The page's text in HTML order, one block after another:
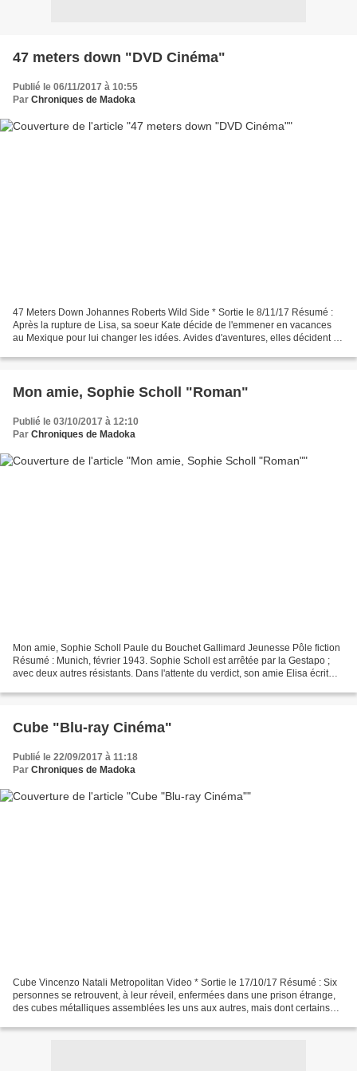
47 meters down "DVD Cinéma"
Publié le 06/11/2017 à 10:55
Par Chroniques de Madoka
47 Meters Down Johannes Roberts Wild Side * Sortie le 8/11/17 Résumé :
Après la rupture de Lisa, sa soeur Kate décide de l'emmener en vacances
au Mexique pour lui changer les idées. Avides d'aventures, elles décident de
Mon amie, Sophie Scholl "Roman"
Publié le 03/10/2017 à 12:10
Par Chroniques de Madoka
Mon amie, Sophie Scholl Paule du Bouchet Gallimard Jeunesse Pôle fiction
Résumé : Munich, février 1943. Sophie Scholl est arrêtée par la Gestapo ;
avec deux autres résistants. Dans l'attente du verdict, son amie Elisa écrit
Cube "Blu-ray Cinéma"
Publié le 22/09/2017 à 11:18
Par Chroniques de Madoka
Cube Vincenzo Natali Metropolitan Video * Sortie le 17/10/17 Résumé : Six
personnes se retrouvent, à leur réveil, enfermées dans une prison étrange,
des cubes métalliques assemblées les uns aux autres, mais dont certains